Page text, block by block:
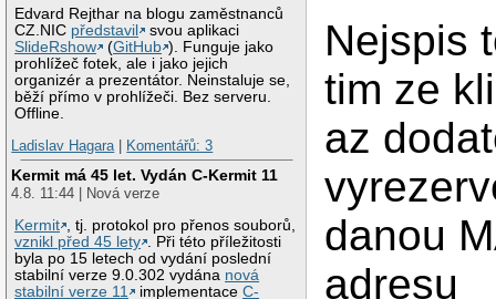
Edvard Rejthar na blogu zaměstnanců
CZ.NIC představil
svou aplikaci
SlideRshow
(GitHub ). Funguje jako
prohlížeč fotek, ale i jako jejich
organizér a prezentátor. Neinstaluje se,
běží přímo v prohlížeči. Bez serveru.
Offline.
Ladislav Hagara| Komentářů: 3
Kermit má 45 let. Vydán C-Kermit 11
4.8. 11:44 | Nová verze
Kermit
, tj. protokol pro přenos souborů,
vznikl před 45 lety
. Při této příležitosti
byla po 15 letech od vydání poslední
stabilní verze 9.0.302 vydána nová
stabilní verze 11
implementaceC-
Nejspis
tim ze
az
danou
adresu